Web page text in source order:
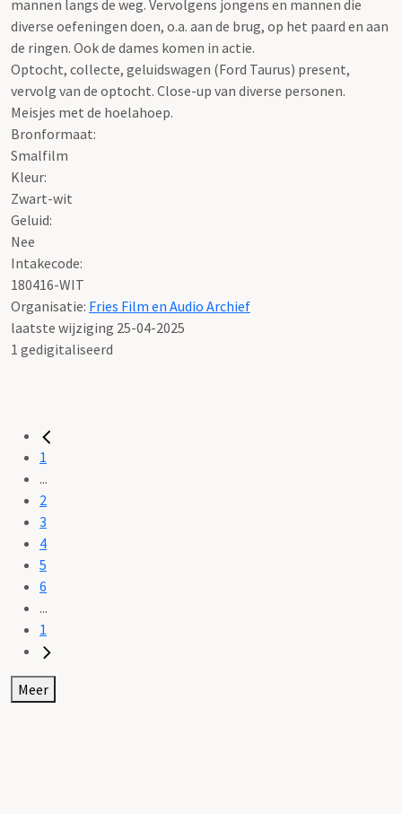
mannen langs de weg. Vervolgens jongens en mannen die
diverse oefeningen doen, o.a. aan de brug, op het paard en aan
de ringen. Ook de dames komen in actie.
Optocht, collecte, geluidswagen (Ford Taurus) present,
vervolg van de optocht. Close-up van diverse personen.
Meisjes met de hoelahoep.
Bronformaat:
Smalfilm
Kleur:
Zwart-wit
Geluid:
Nee
Intakecode:
180416-WIT
Organisatie: Fries Film en Audio Archief
laatste wijziging 25-04-2025
1 gedigitaliseerd
1
...
2
3
4
5
6
...
1
Meer